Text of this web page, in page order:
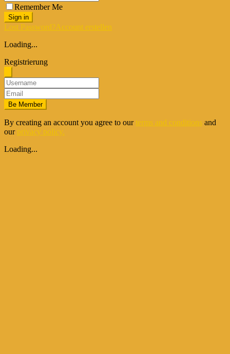
Remember Me
Sign in
Lost Password?Account erstellen
Loading...
Registrierung
Be Member
By creating an account you agree to our terms and conditions and
our privacy policy.
Loading...